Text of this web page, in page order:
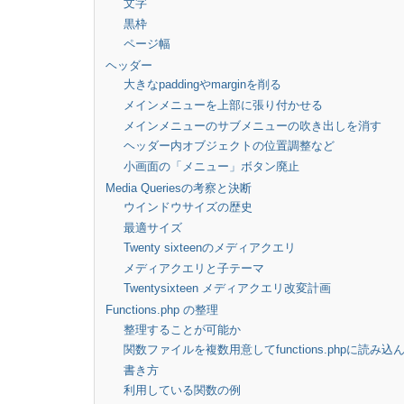
文字
黒枠
ページ幅
ヘッダー
大きなpaddingやmarginを削る
メインメニューを上部に張り付かせる
メインメニューのサブメニューの吹き出しを消す
ヘッダー内オブジェクトの位置調整など
小画面の「メニュー」ボタン廃止
Media Queriesの考察と決断
ウインドウサイズの歴史
最適サイズ
Twenty sixteenのメディアクエリ
メディアクエリと子テーマ
Twentysixteen メディアクエリ改変計画
Functions.php の整理
整理することが可能か
関数ファイルを複数用意してfunctions.phpに読み込
書き方
利用している関数の例